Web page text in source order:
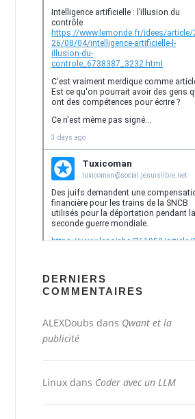
DERNIERS
COMMENTAIRES
ALEXDoubs dans Qwant et la
publicité
Linux dans Coder avec un LLM